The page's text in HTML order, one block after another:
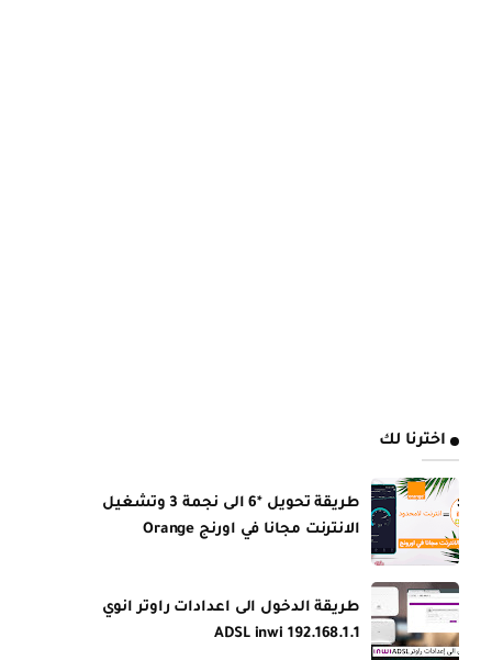
اخترنا لك
طريقة تحويل *6 الى نجمة 3 وتشغيل
الانترنت مجانا في اورنج Orange
طريقة الدخول الى اعدادات راوتر انوي
ADSL inwi 192.168.1.1